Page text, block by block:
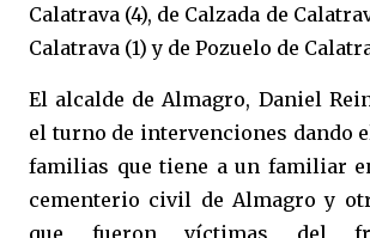
Calatrava (4), de Calzada de
Calatrava (1) y de Pozuelo de
El alcalde de Almagro, Daniel
el turno de intervenciones dando
familias que tiene a un familiar
cementerio civil de Almagro y
que fueron víctimas del